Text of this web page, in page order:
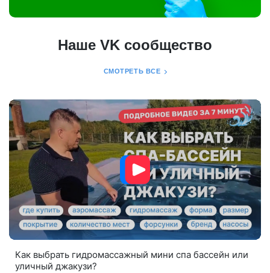
Наше VK сообщество
СМОТРЕТЬ ВСЕ
Как выбрать гидромассажный мини спа бассейн или
уличный джакузи?